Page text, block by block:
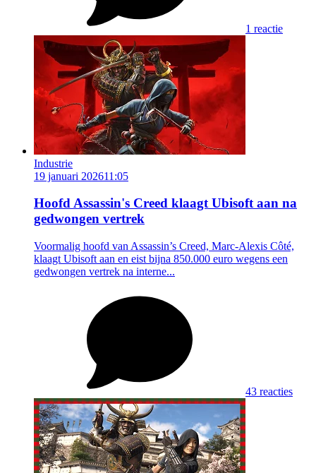
1 reactie
Industrie
19 januari 202611:05
Hoofd Assassin's Creed klaagt Ubisoft aan na
gedwongen vertrek
Voormalig hoofd van Assassin’s Creed, Marc-Alexis Côté,
klaagt Ubisoft aan en eist bijna 850.000 euro wegens een
gedwongen vertrek na interne...
43 reacties